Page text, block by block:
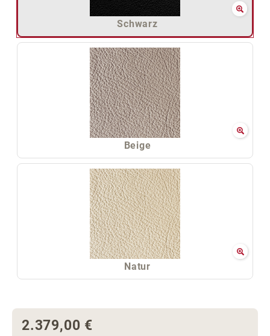
Schwarz
Beige
Natur
Regulärer Preis:
2.379,00 €